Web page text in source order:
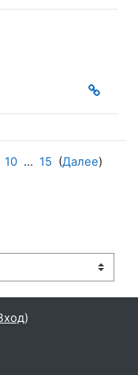
10... 15 (Далее)
)